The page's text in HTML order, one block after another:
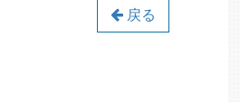
戻る